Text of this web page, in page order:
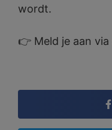
wordt.
👉 Meld je aan via